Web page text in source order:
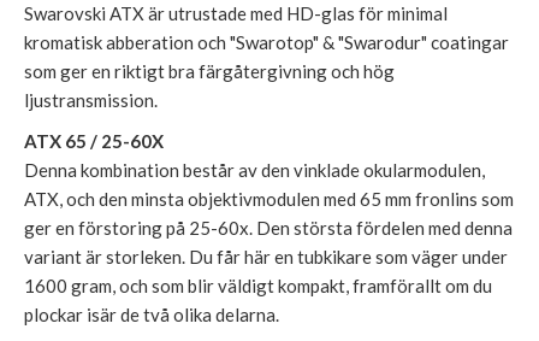
Swarovski ATX är utrustade med HD-glas för minimal
kromatisk abberation och "Swarotop" & "Swarodur" coatingar
som ger en riktigt bra färgåtergivning och hög
ljustransmission.
ATX 65 / 25-60X
Denna kombination består av den vinklade okularmodulen,
ATX, och den minsta objektivmodulen med 65 mm fronlins som
ger en förstoring på 25-60x. Den största fördelen med denna
variant är storleken. Du får här en tubkikare som väger under
1600 gram, och som blir väldigt kompakt, framförallt om du
plockar isär de två olika delarna.